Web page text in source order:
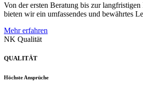
Von der ersten Beratung bis zur
bieten wir ein umfassendes und bewährtes
Mehr erfahren
NK Qualität
QUALITÄT
Höchste Ansprüche